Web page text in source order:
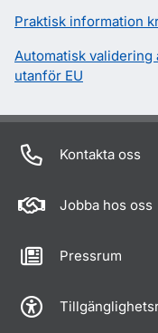
Praktisk information
Automatisk validering
utanför EU
Kontakta oss
Jobba hos oss
Pressrum